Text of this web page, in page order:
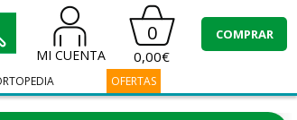
MI CUENTA
0
0,00€
COMPRAR
OFERTAS